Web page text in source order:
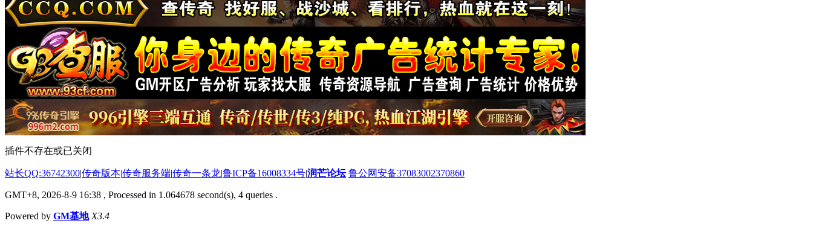
插件不存在或已关闭
站长QQ:36742300|传奇版本|传奇服务端|传奇一条龙|鲁ICP备16008334号|润芒论坛 鲁公网安备37083002370860
GMT+8, 2026-8-9 16:38 , Processed in 1.064678 second(s), 4 queries .
Powered by GM基地 X3.4